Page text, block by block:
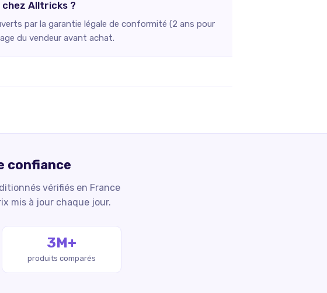
chez Alltricks ?
par la garantie légale de conformité (2 ans pour
du vendeur avant achat.
confiance
vérifiés en France
mis à jour chaque jour.
3M+
produits comparés